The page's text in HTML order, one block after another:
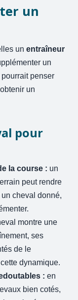
un
unentraîneur
un
penser
un
pour
la course : un
peut rendre
cheval donné,
montre une
ses
de le
dynamique.
: en
bien cotés,